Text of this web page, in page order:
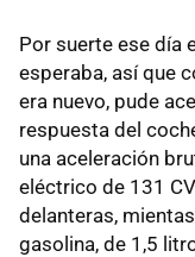
Por suerte ese día
esperaba, así que
era nuevo, pude
respuesta del
una aceleración
eléctrico de 131
delanteras,
gasolina, de 1,5